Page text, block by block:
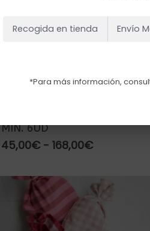
MIN. 6UD
45,00€ - 168,00€Rango
desde
45,00€
hasta
Recogida en tienda Envío
*Para más información,